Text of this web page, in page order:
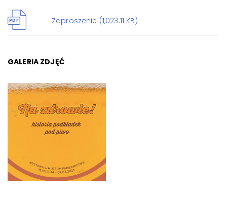
PDF Zaproszenie (1,023.11 KB)
GALERIA ZDJĘĆ